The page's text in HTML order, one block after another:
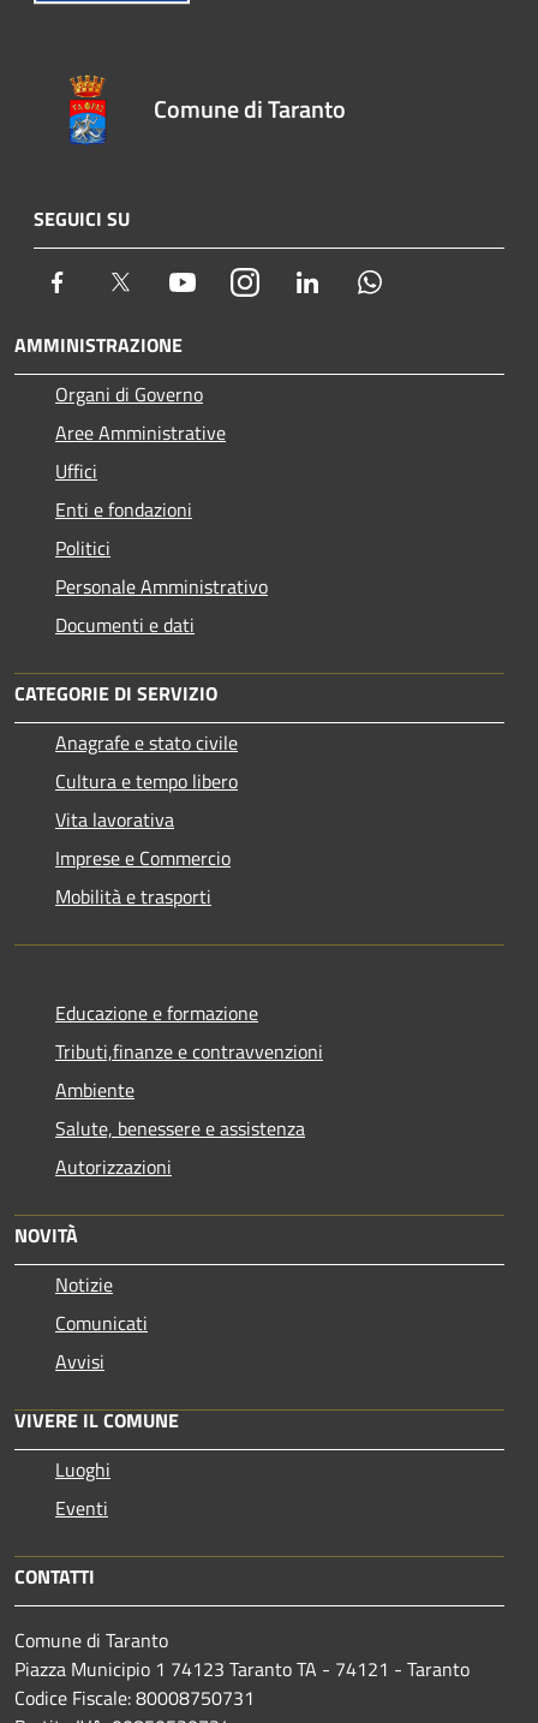
Comune di Taranto
SEGUICI SU
Facebook Twitter YoutubeInstagram LinkedIn
AMMINISTRAZIONE
Organi di Governo
Aree Amministrative
Uffici
Enti e fondazioni
Politici
Personale Amministrativo
Documenti e dati
CATEGORIE DI SERVIZIO
Anagrafe e stato civile
Cultura e tempo libero
Vita lavorativa
Imprese e Commercio
Mobilità e trasporti
Educazione e formazione
Tributi,finanze e contravvenzioni
Ambiente
Salute, benessere e assistenza
Autorizzazioni
NOVITÀ
Notizie
Comunicati
Avvisi
VIVERE IL COMUNE
Luoghi
Eventi
CONTATTI
Comune di Taranto
Piazza Municipio 1 74123 Taranto TA - 74121 - Taranto
Codice Fiscale: 80008750731